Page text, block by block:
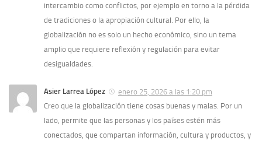
intercambio como conflictos, por ejemplo en torno a la pérdida
de tradiciones o la apropiación cultural. Por ello, la
globalización no es solo un hecho económico, sino un tema
amplio que requiere reflexión y regulación para evitar
desigualdades.
Asier Larrea López
enero 25, 2026 a las 1:20 pm
Creo que la globalización tiene cosas buenas y malas. Por un
lado, permite que las personas y los países estén más
conectados, que compartan información, cultura y productos, y